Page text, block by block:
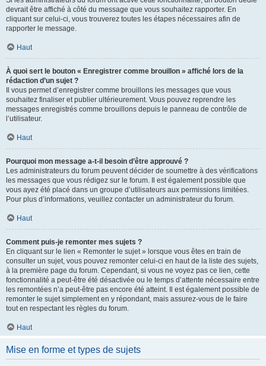
devrait être affiché à côté du message que vous souhaitez rapporter. En
cliquant sur celui-ci, vous trouverez toutes les étapes nécessaires afin de
rapporter le message.
Haut
À quoi sert le bouton « Enregistrer comme brouillon » affiché lors de la
rédaction d’un sujet ?
Il vous permet d’enregistrer comme brouillons les messages que vous
souhaitez finaliser et publier ultérieurement. Vous pouvez reprendre les
messages enregistrés comme brouillons depuis le panneau de contrôle de
l’utilisateur.
Haut
Pourquoi mon message a-t-il besoin d’être approuvé ?
Les administrateurs du forum peuvent décider de soumettre à des vérifications
les messages que vous rédigez sur le forum. Il est également possible que
vous ayez été placé dans un groupe d’utilisateurs aux permissions limitées.
Pour plus d’informations, veuillez contacter un administrateur du forum.
Haut
Comment puis-je remonter mes sujets ?
En cliquant sur le lien « Remonter le sujet » lorsque vous êtes en train de
consulter un sujet, vous pouvez remonter celui-ci en haut de la liste des sujets,
à la première page du forum. Cependant, si vous ne voyez pas ce lien, cette
fonctionnalité a peut-être été désactivée ou le temps d’attente nécessaire entre
les remontées n’a peut-être pas encore été atteint. Il est également possible de
remonter le sujet simplement en y répondant, mais assurez-vous de le faire
tout en respectant les règles du forum.
Haut
Mise en forme et types de sujets